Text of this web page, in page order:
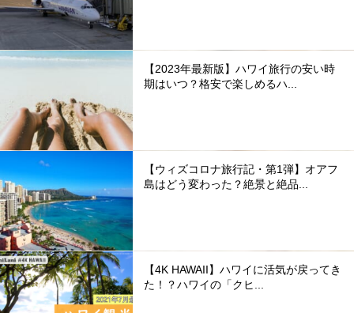
【2023年最新版】ハワイ旅行の安い時
期はいつ？格安で楽しめるハ...
【ウィズコロナ旅行記・第1弾】オアフ
島はどう変わった？絶景と絶品...
【4K HAWAII】ハワイに活気が戻ってき
た！？ハワイの「クヒ...